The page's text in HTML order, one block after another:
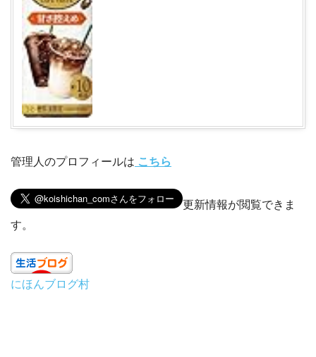
管理人のプロフィールは こちら
更新情報が閲覧できま
す。
にほんブログ村